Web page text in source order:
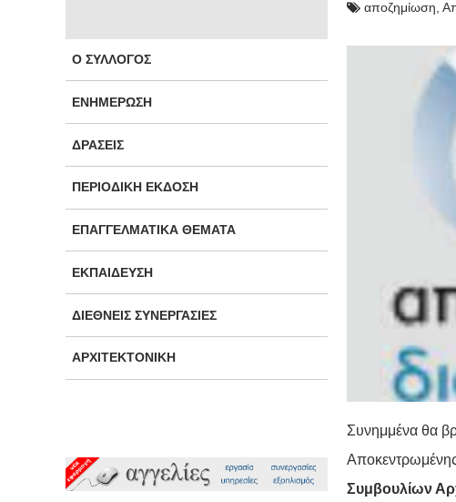
Ο ΣΎΛΛΟΓΟΣ
ΕΝΗΜΈΡΩΣΗ
ΔΡΆΣΕΙΣ
ΠΕΡΙΟΔΙΚΉ ΈΚΔΟΣΗ
ΕΠΑΓΓΕΛΜΑΤΙΚΆ ΘΈΜΑΤΑ
ΕΚΠΑΊΔΕΥΣΗ
ΔΙΕΘΝΕΊΣ ΣΥΝΕΡΓΑΣΊΕΣ
ΑΡΧΙΤΕΚΤΟΝΙΚΉ
αποζημίωση,
Συνημμένα θα
Αποκεντρωμένης
Συμβουλίων